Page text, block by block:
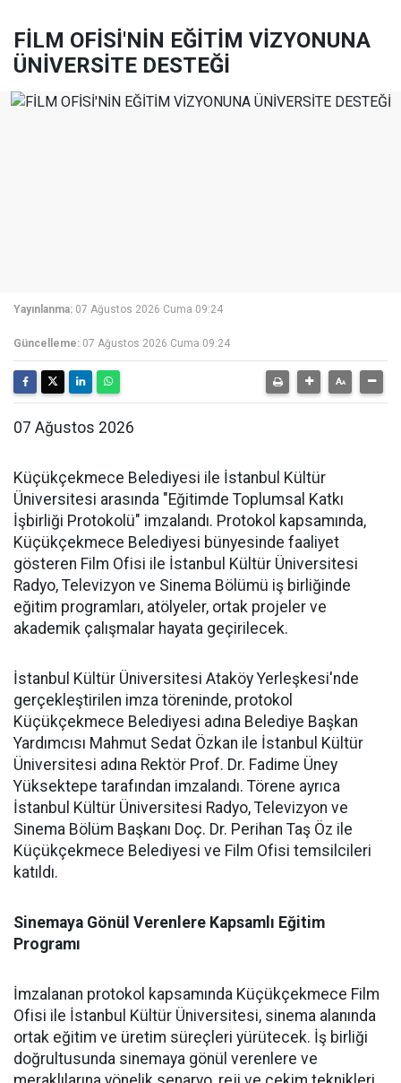
FİLM OFİSİ'NİN EĞİTİM VİZYONUNA
ÜNİVERSİTE DESTEĞİ
Yayınlanma: 07 Ağustos 2026 Cuma 09:24
Güncelleme: 07 Ağustos 2026 Cuma 09:24
07 Ağustos 2026
Küçükçekmece Belediyesi ile İstanbul Kültür
Üniversitesi arasında "Eğitimde Toplumsal Katkı
İşbirliği Protokolü" imzalandı. Protokol kapsamında,
Küçükçekmece Belediyesi bünyesinde faaliyet
gösteren Film Ofisi ile İstanbul Kültür Üniversitesi
Radyo, Televizyon ve Sinema Bölümü iş birliğinde
eğitim programları, atölyeler, ortak projeler ve
akademik çalışmalar hayata geçirilecek.
İstanbul Kültür Üniversitesi Ataköy Yerleşkesi'nde
gerçekleştirilen imza töreninde, protokol
Küçükçekmece Belediyesi adına Belediye Başkan
Yardımcısı Mahmut Sedat Özkan ile İstanbul Kültür
Üniversitesi adına Rektör Prof. Dr. Fadime Üney
Yüksektepe tarafından imzalandı. Törene ayrıca
İstanbul Kültür Üniversitesi Radyo, Televizyon ve
Sinema Bölüm Başkanı Doç. Dr. Perihan Taş Öz ile
Küçükçekmece Belediyesi ve Film Ofisi temsilcileri
katıldı.
Sinemaya Gönül Verenlere Kapsamlı Eğitim
Programı
İmzalanan protokol kapsamında Küçükçekmece Film
Ofisi ile İstanbul Kültür Üniversitesi, sinema alanında
ortak eğitim ve üretim süreçleri yürütecek. İş birliği
doğrultusunda sinemaya gönül verenlere ve